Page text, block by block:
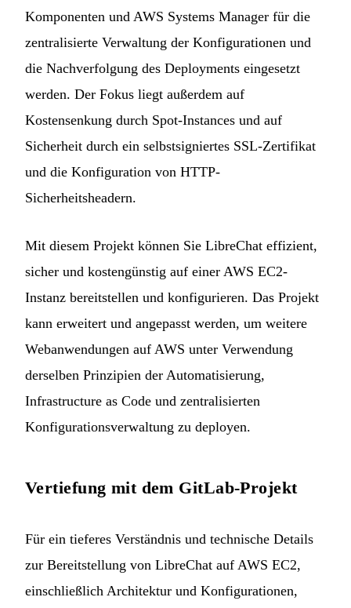
Komponenten und AWS Systems Manager für die
zentralisierte Verwaltung der Konfigurationen und
die Nachverfolgung des Deployments eingesetzt
werden. Der Fokus liegt außerdem auf
Kostensenkung durch Spot-Instances und auf
Sicherheit durch ein selbstsigniertes SSL-Zertifikat
und die Konfiguration von HTTP-
Sicherheitsheadern.
Mit diesem Projekt können Sie LibreChat effizient,
sicher und kostengünstig auf einer AWS EC2-
Instanz bereitstellen und konfigurieren. Das Projekt
kann erweitert und angepasst werden, um weitere
Webanwendungen auf AWS unter Verwendung
derselben Prinzipien der Automatisierung,
Infrastructure as Code und zentralisierten
Konfigurationsverwaltung zu deployen.
Vertiefung mit dem GitLab-Projekt
Für ein tieferes Verständnis und technische Details
zur Bereitstellung von LibreChat auf AWS EC2,
einschließlich Architektur und Konfigurationen,